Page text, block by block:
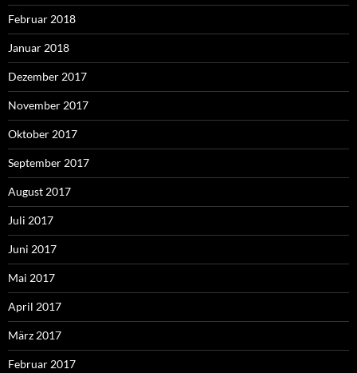
Februar 2018
Januar 2018
Dezember 2017
November 2017
Oktober 2017
September 2017
August 2017
Juli 2017
Juni 2017
Mai 2017
April 2017
März 2017
Februar 2017